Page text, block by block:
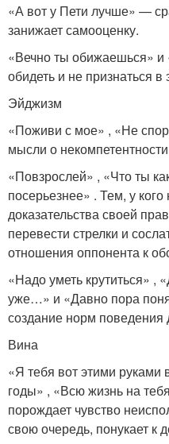
«А вот у Пети лучше» —
занижает самооценку.
«Вечно ты обижаешься»
обидеть и не признаться в
Эйджизм
«Поживи с мое» , «Не
мысли о
«Повзрослей» , «Что ты
посерьезнее» . Тем, у
доказательства своей
перевести стрелки и
отношения оппонента к
«Надо уметь крутиться» ,
уже…» и «Давно пора
создание норм поведения
Вина
«Я тебя вот этими
годы» , «Всю жизнь на
порождает чувство
свою очередь, понукает к